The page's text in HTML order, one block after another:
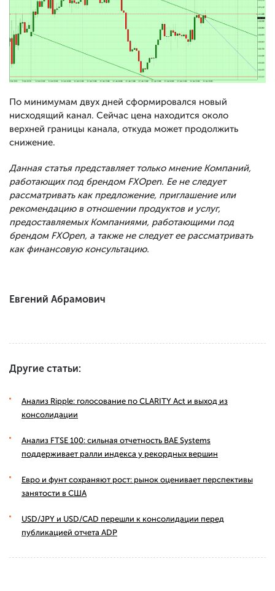
По минимумам двух дней сформировался новый
нисходящий канал. Сейчас цена находится около
верхней границы канала, откуда может продолжить
снижение.
Данная статья представляет только мнение Компаний,
работающих под брендом FXOpen. Ее не следует
рассматривать как предложение, приглашение или
рекомендацию в отношении продуктов и услуг,
предоставляемых Компаниями, работающими под
брендом FXOpen, а также не следует ее рассматривать
как финансовую консультацию.
Евгений Абрамович
Другие статьи:
Анализ Ripple: голосование по CLARITY Act и выход из
консолидации
Анализ FTSE 100: сильная отчетность BAE Systems
поддерживает ралли индекса у рекордных вершин
Евро и фунт сохраняют рост: рынок оценивает перспективы
занятости в США
USD/JPY и USD/CAD перешли к консолидации перед
публикацией отчета ADP